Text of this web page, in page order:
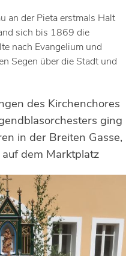
an der Pieta erstmals Halt
sich bis 1869 die
nach Evangelium und
Segen über die Stadt und
des Kirchenchores
ging
in der Breiten Gasse,
dem Marktplatz